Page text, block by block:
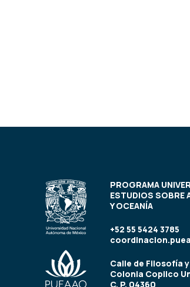
PROGRAMA
ESTUDIOS SOBRE
Y OCEANÍA
+52 55 5424 3785
Calle de Filosofía
Colonia Copilco
C. P. 04360